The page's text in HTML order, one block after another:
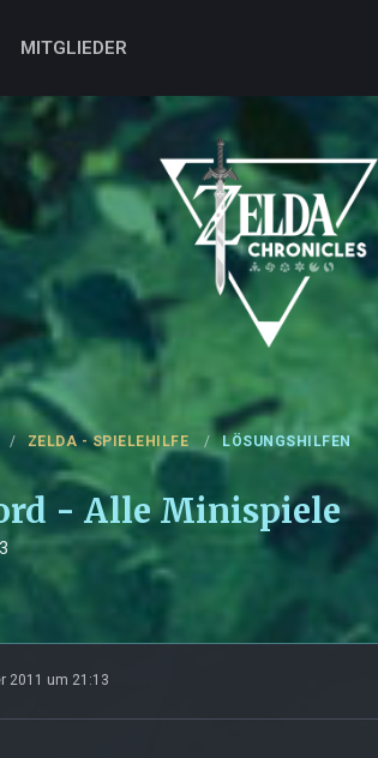
MITGLIEDER
ZELDA - SPIELEHILFE LÖSUNGSHILFEN
- Alle Minispiele
2011 um 21:13